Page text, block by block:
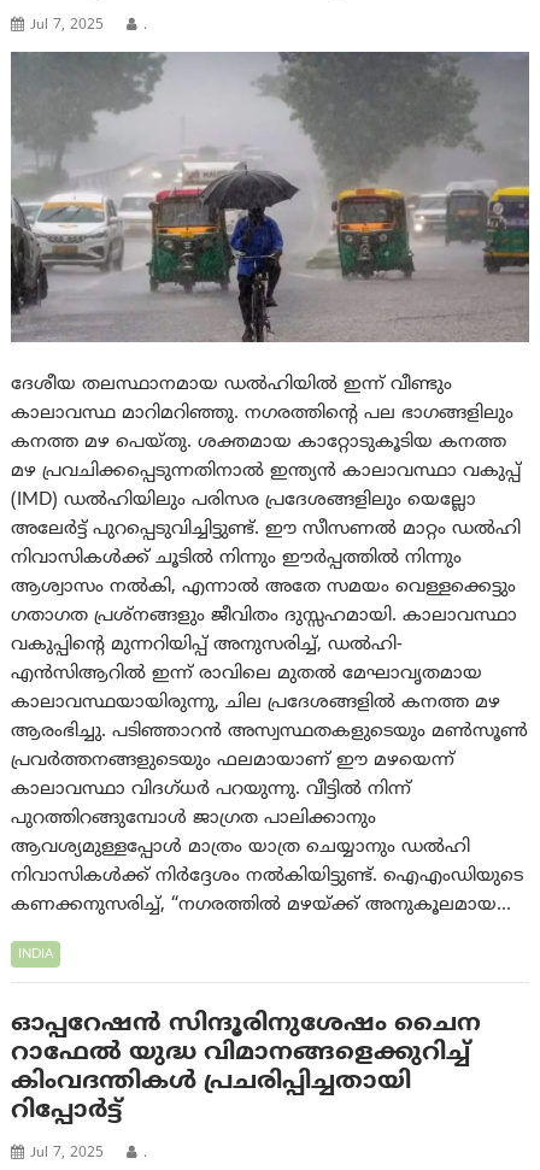
Jul 7, 2025 .
ദേശീയ തലസ്ഥാനമായ ഡൽഹിയിൽ ഇന്ന് വീണ്ടും
കാലാവസ്ഥ മാറിമറിഞ്ഞു. നഗരത്തിന്റെ പല ഭാഗങ്ങളിലും
കനത്ത മഴ പെയ്തു. ശക്തമായ കാറ്റോടുകൂടിയ കനത്ത
മഴ പ്രവചിക്കപ്പെടുന്നതിനാൽ ഇന്ത്യൻ കാലാവസ്ഥാ വകുപ്പ്
(IMD) ഡൽഹിയിലും പരിസര പ്രദേശങ്ങളിലും യെല്ലോ
അലേർട്ട് പുറപ്പെടുവിച്ചിട്ടുണ്ട്. ഈ സീസണൽ മാറ്റം ഡൽഹി
നിവാസികൾക്ക് ചൂടിൽ നിന്നും ഈർപ്പത്തിൽ നിന്നും
ആശ്വാസം നൽകി, എന്നാൽ അതേ സമയം വെള്ളക്കെട്ടും
ഗതാഗത പ്രശ്‌നങ്ങളും ജീവിതം ദുസ്സഹമായി. കാലാവസ്ഥാ
വകുപ്പിന്റെ മുന്നറിയിപ്പ് അനുസരിച്ച്, ഡൽഹി-
എൻസിആറിൽ ഇന്ന് രാവിലെ മുതൽ മേഘാവൃതമായ
കാലാവസ്ഥയായിരുന്നു, ചില പ്രദേശങ്ങളിൽ കനത്ത മഴ
ആരംഭിച്ചു. പടിഞ്ഞാറന്‍ അസ്വസ്ഥതകളുടെയും മൺസൂൺ
പ്രവർത്തനങ്ങളുടെയും ഫലമായാണ് ഈ മഴയെന്ന്
കാലാവസ്ഥാ വിദഗ്ധർ പറയുന്നു. വീട്ടിൽ നിന്ന്
പുറത്തിറങ്ങുമ്പോൾ ജാഗ്രത പാലിക്കാനും
ആവശ്യമുള്ളപ്പോൾ മാത്രം യാത്ര ചെയ്യാനും ഡൽഹി
നിവാസികൾക്ക് നിർദ്ദേശം നൽകിയിട്ടുണ്ട്. ഐഎംഡിയുടെ
കണക്കനുസരിച്ച്, “നഗരത്തിൽ മഴയ്ക്ക് അനുകൂലമായ…
INDIA
ഓപ്പറേഷൻ സിന്ദൂരിനുശേഷം ചൈന
റാഫേല്‍ യുദ്ധ വിമാനങ്ങളെക്കുറിച്ച്
കിംവദന്തികൾ പ്രചരിപ്പിച്ചതായി
റിപ്പോർട്ട്
Jul 7, 2025 .